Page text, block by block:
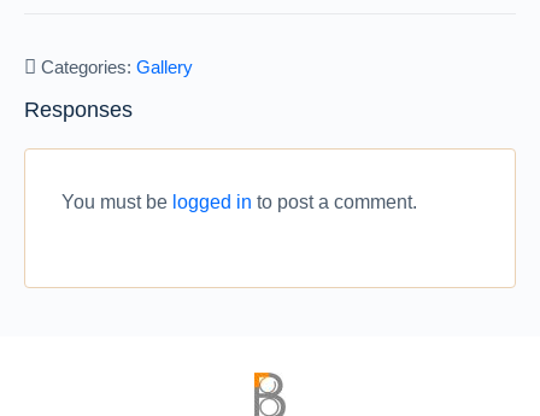
Categories: Gallery
Responses
You must be logged in to post a comment.